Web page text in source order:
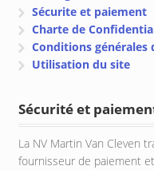
Sécurite et paiement
Charte de
Conditions générales
Utilisation du site
Sécurité et
La NV Martin Van Cleven
fournisseur de paiement